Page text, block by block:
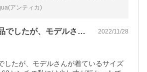
アンティカ)
とても可愛い商品でしたが、モデルさんが… 2022/11/28
したが、モデルさんが着ているサイズ